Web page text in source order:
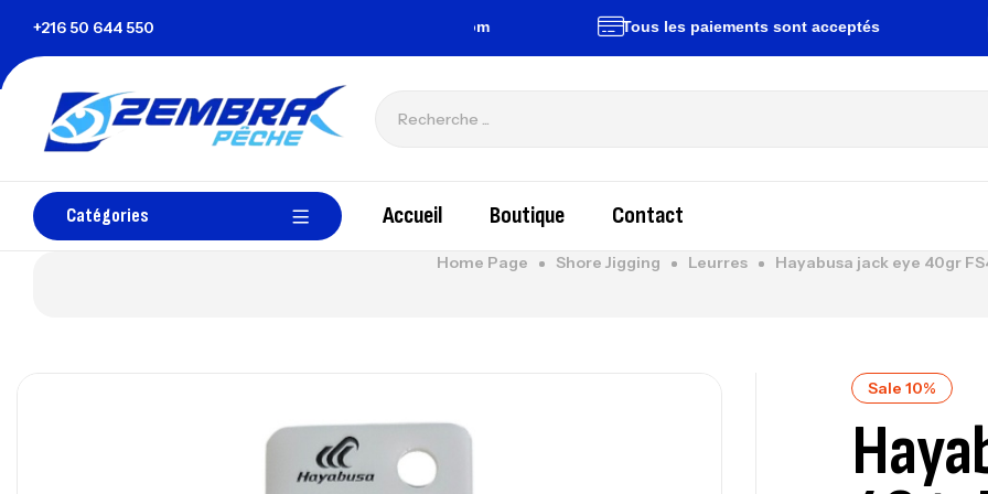
+216 50 644 550
Tunisie Tous les paiements sont acceptés
Catégories Accueil Boutique Contact
Home Page Shore Jigging Leurres Hayabusa jack eye 40gr
Sale 10%